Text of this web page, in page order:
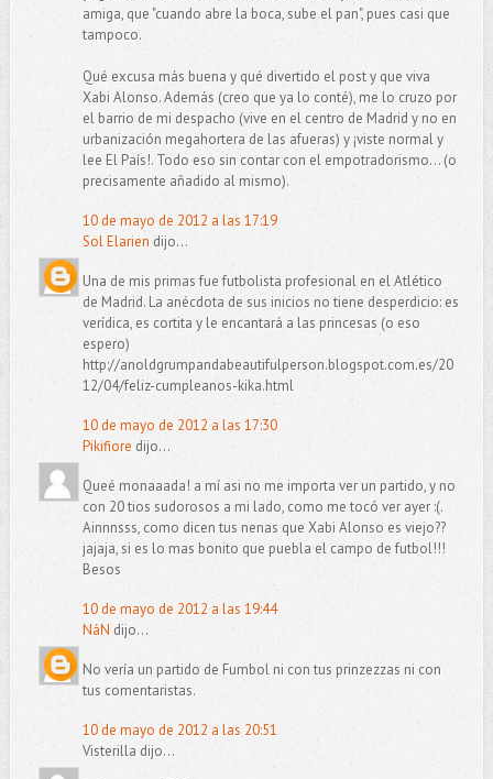
amiga, que "cuando abre la boca, sube el pan", pues casi que
tampoco.
Qué excusa más buena y qué divertido el post y que viva
Xabi Alonso. Además (creo que ya lo conté), me lo cruzo por
el barrio de mi despacho (vive en el centro de Madrid y no en
urbanización megahortera de las afueras) y ¡viste normal y
lee El País!. Todo eso sin contar con el empotradorismo... (o
precisamente añadido al mismo).
10 de mayo de 2012 a las 17:19
Sol Elarien dijo...
Una de mis primas fue futbolista profesional en el Atlético
de Madrid. La anécdota de sus inicios no tiene desperdicio: es
verídica, es cortita y le encantará a las princesas (o eso
espero)
http://anoldgrumpandabeautifulperson.blogspot.com.es/20
12/04/feliz-cumpleanos-kika.html
10 de mayo de 2012 a las 17:30
Pikifiore dijo...
Queé monaaada! a mí asi no me importa ver un partido, y no
con 20 tios sudorosos a mi lado, como me tocó ver ayer :(.
Ainnnsss, como dicen tus nenas que Xabi Alonso es viejo??
jajaja, si es lo mas bonito que puebla el campo de futbol!!!
Besos
10 de mayo de 2012 a las 19:44
NáN dijo...
No vería un partido de Fumbol ni con tus prinzezzas ni con
tus comentaristas.
10 de mayo de 2012 a las 20:51
Visterilla dijo...